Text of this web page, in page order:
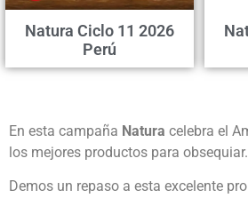
Natura Ciclo 11 2026
Perú
En esta campaña Natura celebra el
los mejores productos para obsequiar.
Demos un repaso a esta excelente